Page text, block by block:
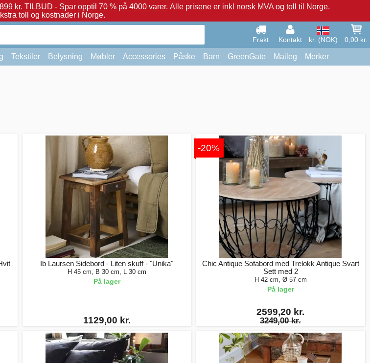
kr. TILBUD - Spar opptil 70 % på 4000 varer. Alle prisene er inkl norsk MVA og toll til Norge.
toll og kostnader i Norge.
Frakt Kontakt kr. (NOK) 0,00 kr.
Tekstiler Belysning Møbler Accessories Påske Barn GreenGate Maileg Merker
Ib Laursen Sidebord - Liten skuff - "Unika"
H 45 cm, B 30 cm, L 30 cm
På lager
1129,00 kr.
-20%
Chic Antique Sofabord med Trelokk Antique Svart
Sett med 2
H 42 cm, Ø 57 cm
På lager
2599,20 kr.
3249,00 kr.